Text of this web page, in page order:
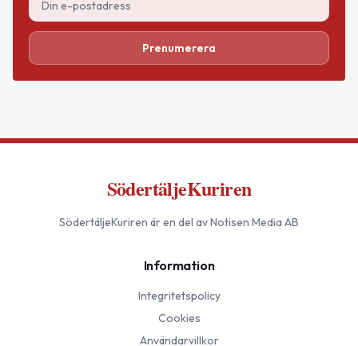
Prenumerera
SödertäljeKuriren
SödertäljeKuriren är en del av Notisen Media AB
Information
Integritetspolicy
Cookies
Användarvillkor